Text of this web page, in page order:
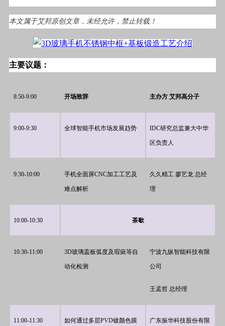
本文属于艾邦原创文章，未经允许，禁止转载！
主要议题：
8:50-9:00 开场致辞 主办方 艾邦高分子
9:00-9:30 全球智能手机市场发展趋势 IDC研究总监兼大中华
区负责人
9:30-10:00 手机全面屏CNC加工工艺及
难点解析
久久精工 廖艺龙 总经
理
10:00-10:30 茶歇
10:30-11:00 3D玻璃盖板弧度及瑕疵等自
动化检测
宁波九纵智能科技有限
公司
王孟哲 总经理
11:00-11:30 如何通过多层PVD镀颜色膜 广东振华科技股份有限